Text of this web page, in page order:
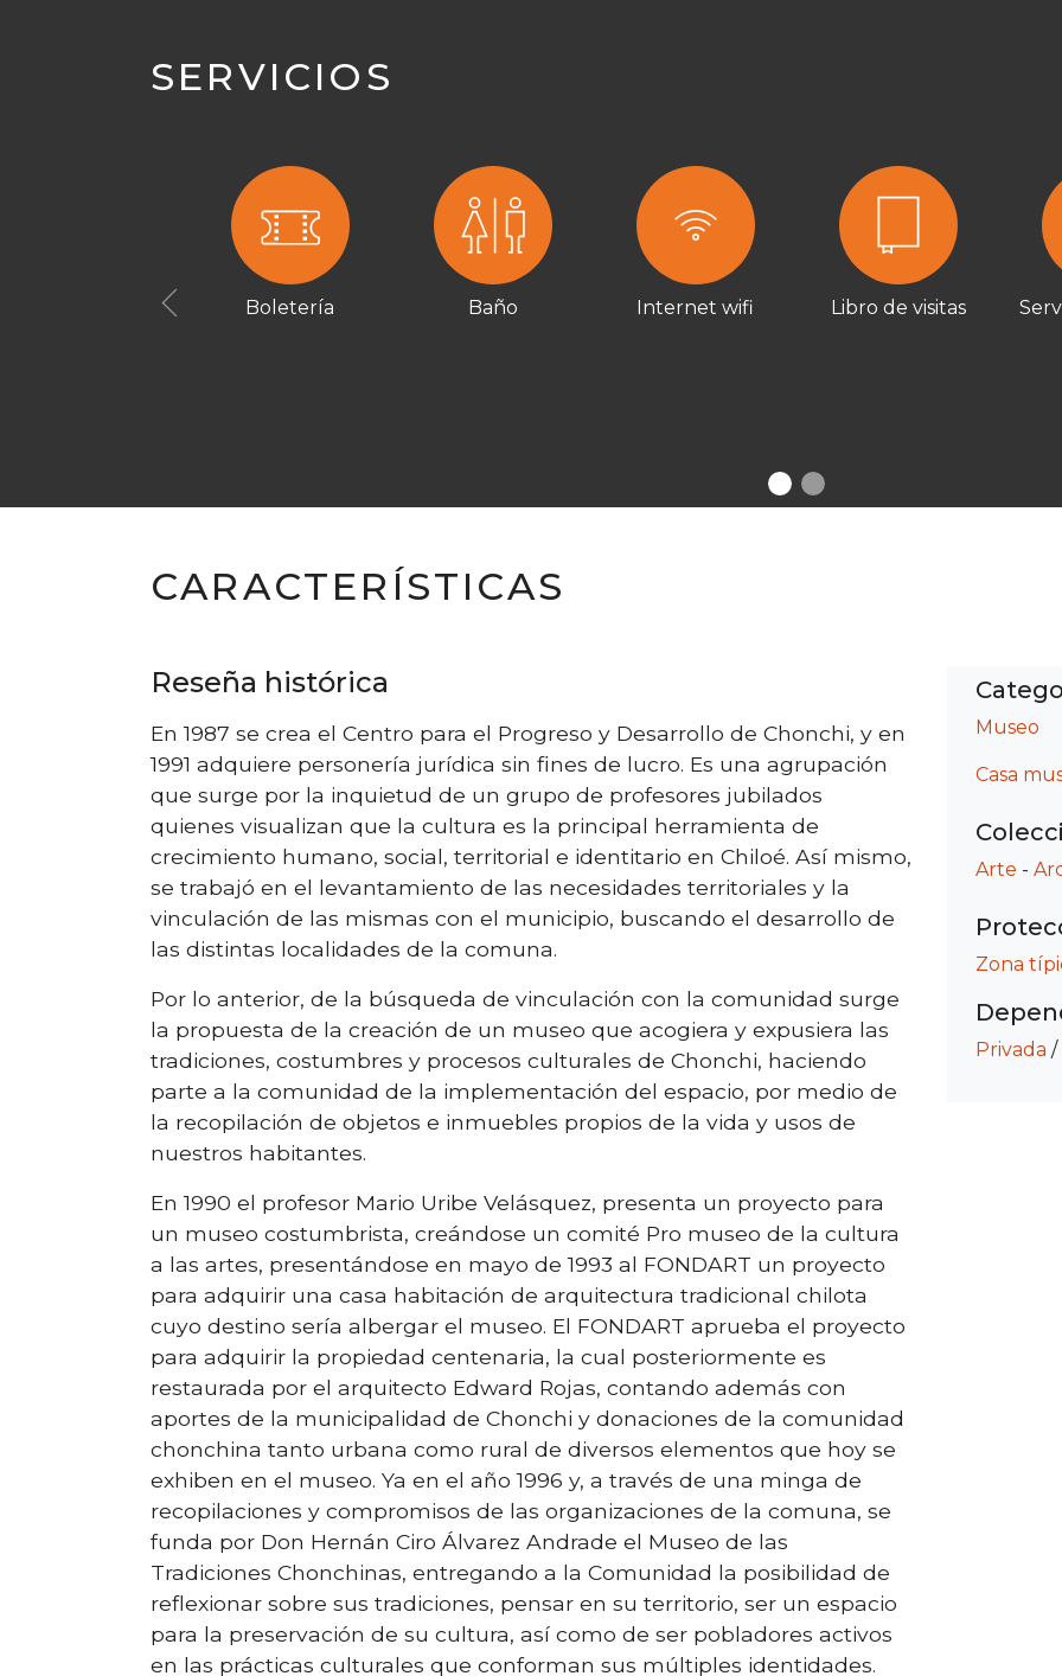
SERVICIOS
Boletería Baño Internet wifi Libro de visitas
Previous
CARACTERÍSTICAS
Reseña histórica
En 1987 se crea el Centro para el Progreso y Desarrollo de Chonchi, y en
1991 adquiere personería jurídica sin fines de lucro. Es una agrupación
que surge por la inquietud de un grupo de profesores jubilados
quienes visualizan que la cultura es la principal herramienta de
crecimiento humano, social, territorial e identitario en Chiloé. Así mismo,
se trabajó en el levantamiento de las necesidades territoriales y la
vinculación de las mismas con el municipio, buscando el desarrollo de
las distintas localidades de la comuna.
Por lo anterior, de la búsqueda de vinculación con la comunidad surge
la propuesta de la creación de un museo que acogiera y expusiera las
tradiciones, costumbres y procesos culturales de Chonchi, haciendo
parte a la comunidad de la implementación del espacio, por medio de
la recopilación de objetos e inmuebles propios de la vida y usos de
nuestros habitantes.
En 1990 el profesor Mario Uribe Velásquez, presenta un proyecto para
un museo costumbrista, creándose un comité Pro museo de la cultura
a las artes, presentándose en mayo de 1993 al FONDART un proyecto
para adquirir una casa habitación de arquitectura tradicional chilota
cuyo destino sería albergar el museo. El FONDART aprueba el proyecto
para adquirir la propiedad centenaria, la cual posteriormente es
restaurada por el arquitecto Edward Rojas, contando además con
aportes de la municipalidad de Chonchi y donaciones de la comunidad
chonchina tanto urbana como rural de diversos elementos que hoy se
exhiben en el museo. Ya en el año 1996 y, a través de una minga de
recopilaciones y compromisos de las organizaciones de la comuna, se
funda por Don Hernán Ciro Álvarez Andrade el Museo de las
Tradiciones Chonchinas, entregando a la Comunidad la posibilidad de
reflexionar sobre sus tradiciones, pensar en su territorio, ser un espacio
para la preservación de su cultura, así como de ser pobladores activos
en las prácticas culturales que conforman sus múltiples identidades.
Museo
Casa
Arte -
Zona
Privada /